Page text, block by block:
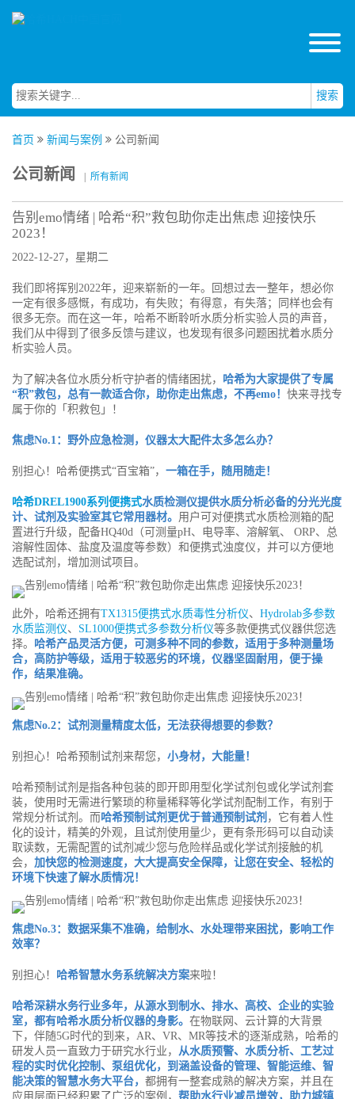
搜索
首页 新闻与案例 公司新闻
公司新闻 所有新闻
告别emo情绪 | 哈希“积”救包助你走出焦虑 迎接快乐
2023！
2022-12-27，星期二
我们即将挥别2022年，迎来崭新的一年。回想过去一整年，想必你
一定有很多感慨，有成功，有失败；有得意，有失落；同样也会有
很多无奈。而在这一年，哈希不断聆听水质分析实验人员的声音，
我们从中得到了很多反馈与建议，也发现有很多问题困扰着水质分
析实验人员。
为了解决各位水质分析守护者的情绪困扰， 哈希为大家提供了专属
“积”救包，总有一款适合你，助你走出焦虑，不再emo！ 快来寻找专
属于你的「积救包」！
焦虑No.1：野外应急检测，仪器太大配件太多怎么办？
别担心！哈希便携式“百宝箱”， 一箱在手，随用随走！
哈希DREL1900系列便携式水质检测仪提供水质分析必备的分光光度
计、试剂及实验室其它常用器材。 用户可对便携式水质检测箱的配
置进行升级，配备HQ40d（可测量pH、电导率、溶解氧、 ORP、总
溶解性固体、盐度及温度等参数）和便携式浊度仪，并可以方便地
选配试剂，增加测试项目。
此外，哈希还拥有TX1315便携式水质毒性分析仪、 Hydrolab多参数
水质监测仪、 SL1000便携式多参数分析仪等多款便携式仪器供您选
择。 哈希产品灵活方便，可测多种不同的参数，适用于多种测量场
合，高防护等级，适用于较恶劣的环境，仪器坚固耐用，便于操
作，结果准确。
焦虑No.2：试剂测量精度太低，无法获得想要的参数？
别担心！哈希预制试剂来帮您， 小身材，大能量！
哈希预制试剂是指各种包装的即开即用型化学试剂包或化学试剂套
装，使用时无需进行繁琐的称量稀释等化学试剂配制工作，有别于
常规分析试剂。而哈希预制试剂更优于普通预制试剂 ，它有着人性
化的设计，精美的外观，且试剂使用量少，更有条形码可以自动读
取读数，无需配置的试剂减少您与危险样品或化学试剂接触的机
会， 加快您的检测速度，大大提高安全保障，让您在安全、轻松的
环境下快速了解水质情况！
焦虑No.3：数据采集不准确，给制水、水处理带来困扰，影响工作
效率？
别担心！ 哈希智慧水务系统解决方案来啦！
哈希深耕水务行业多年，从源水到制水、排水、高校、企业的实验
室，都有哈希水质分析仪器的身影。 在物联网、云计算的大背景
下，伴随5G时代的到来，AR、VR、MR等技术的逐渐成熟，哈希的
研发人员一直致力于研究水行业， 从水质预警、水质分析、工艺过
程的实时优化控制、泵组优化，到涵盖设备的管理、智能运维、智
能决策的智慧水务大平台， 都拥有一整套成熟的解决方案，并且在
应用层面已经积累了广泛的案例， 帮助水行业减员增效，助力城镇